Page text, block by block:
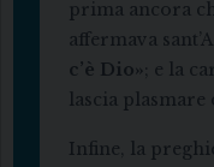
prima ancora
affermava
c’è Dio»
; e la
lascia plasmare
Infine, la